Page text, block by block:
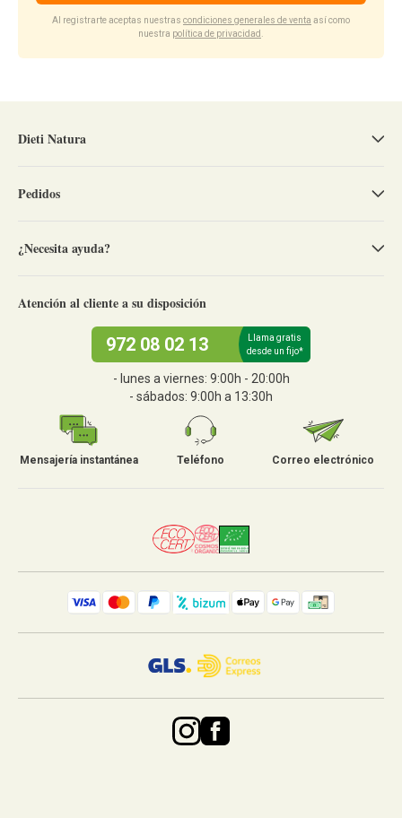
Al registrarte aceptas nuestras condiciones generales de venta así como
nuestra política de privacidad .
Dieti Natura
Pedidos
¿Necesita ayuda?
Atención al cliente a su disposición
972 08 02 13
Llama gratis
desde un fijo*
- lunes a viernes: 9:00h - 20:00h
- sábados: 9:00h a 13:30h
Mensajería instantánea Teléfono Correo electrónico